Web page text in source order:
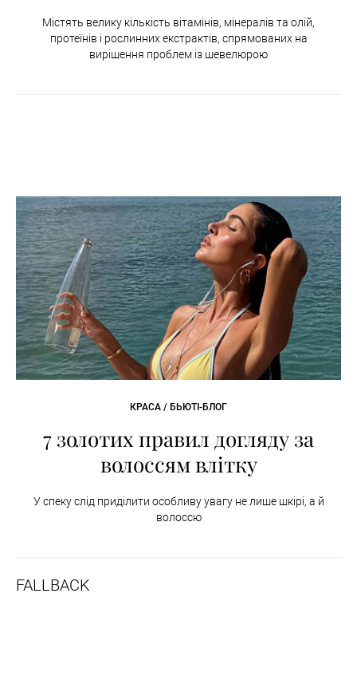
Містять велику кількість вітамінів, мінералів та олій,
протеїнів і рослинних екстрактів, спрямованих на
вирішення проблем із шевелюрою
КРАСА / БЬЮТІ-БЛОГ
7 золотих правил догляду за
волоссям влітку
У спеку слід приділити особливу увагу не лише шкірі, а й
волоссю
FALLBACK